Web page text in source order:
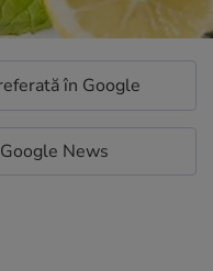
în Google
News